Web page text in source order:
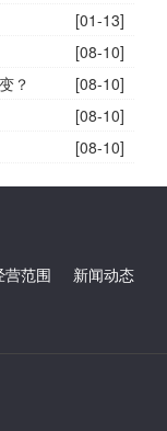
[01-13]
[08-10]
？
[08-10]
[08-10]
[08-10]
营范围
新闻动态